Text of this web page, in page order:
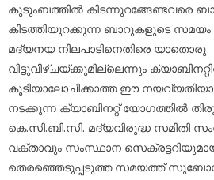
കുടുംബത്തില്‍ കിടന്നുറങ്ങേണ്ടവരെ
കിടത്തിയുറക്കുന്ന ബാറുകളുടെ സമയം
മദ്യനയ നിലപാടിനെതിരെ യാതൊരു
വിട്ടുവീഴ്ചയ്ക്കുമില്ലെന്നും
കൂടിയാലോചിക്കാത്ത ഈ
നടക്കുന്ന ക്യാബിനറ്റ് യോഗത്തില്‍
കെ.സി.ബി.സി. മദ്യവിരുദ്ധ സമിതി
വക്താവും സംസ്ഥാന
തെരഞ്ഞെടുപ്പടുത്ത സമയത്ത്